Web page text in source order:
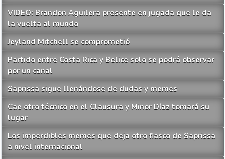
VIDEO: Brandon Aguilera presente en jugada que le da
la vuelta al mundo
Jeyland Mitchell se comprometió
Partido entre Costa Rica y Belice solo se podrá observar
por un canal
Saprissa sigue llenándose de dudas y memes
Cae otro técnico en el Clausura y Minor Díaz tomará su
lugar
Los imperdibles memes que deja otro fiasco de Saprissa
a nivel internacional